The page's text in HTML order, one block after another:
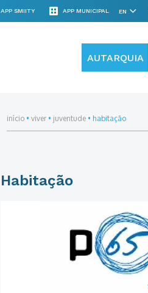
APP SMIITY APP MUNICIPAL
AUTARQUIA
início•viver•juventude• habitação
Habitação